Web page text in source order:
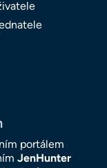
portálem
JenHunter